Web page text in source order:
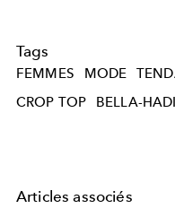
Tags
FEMMES MODE
CROP TOP
BELLA-
Articles associés